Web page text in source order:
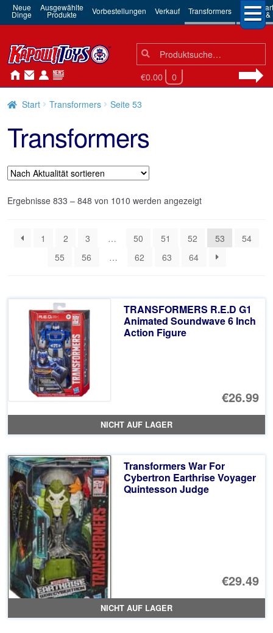
Neue
Dinge
Ausgewählte
Produkte Vorbestellungen Verkauf Transformers 3rd
Robots
Suchen
nach:
Suche
€0.00 0
Start Transformers Seite 53
Transformers
Ergebnisse 833 – 848 von 1010 werden angezeigtNach
sortiert
1
2 3 … 50 51 52 53
54
55
56 … 62 63 64
TRANSFORMERS R.E.D G1
Animated Soundwave 6 Inch
Action Figure
€26.99
NICHT AUF LAGER
Transformers War For
Cybertron Earthrise Voyager
Quintesson Judge
€29.49
NICHT AUF LAGER